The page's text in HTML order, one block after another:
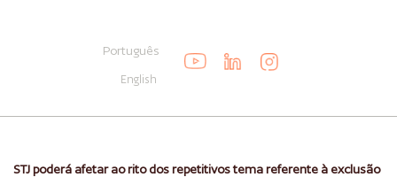
Português
English
STJ poderá afetar ao rito dos repetitivos tema referente à exclusão